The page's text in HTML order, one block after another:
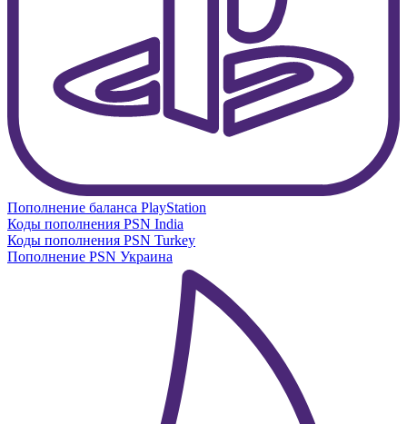
Пополнение баланса PlayStation
Коды пополнения PSN India
Коды пополнения PSN Turkey
Пополнение PSN Украина